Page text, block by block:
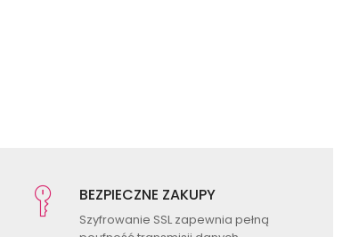
BEZPIECZNE ZAKUPY
Szyfrowanie SSL zapewnia pełną